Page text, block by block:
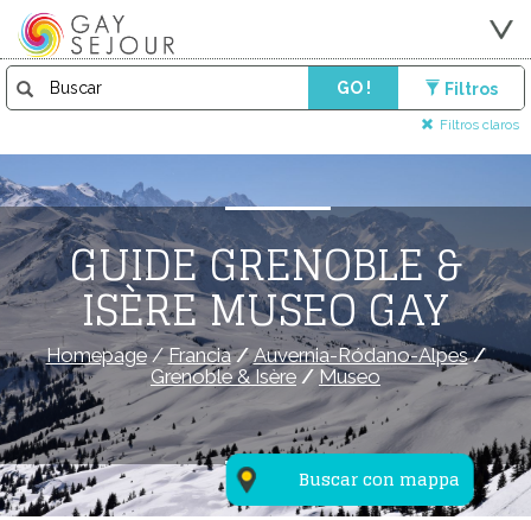
GO ! Filtros
Filtros claros
Buscar con mappa
GUIDE GRENOBLE &
ISÈRE MUSEO GAY
Homepage/Francia/Auvernia-Ródano-Alpes/
Grenoble & Isère / Museo